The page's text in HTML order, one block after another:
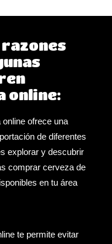
razones
online:
online ofrece una
de diferentes
explorar y descubrir
comprar cerveza de
en tu área
te permite evitar